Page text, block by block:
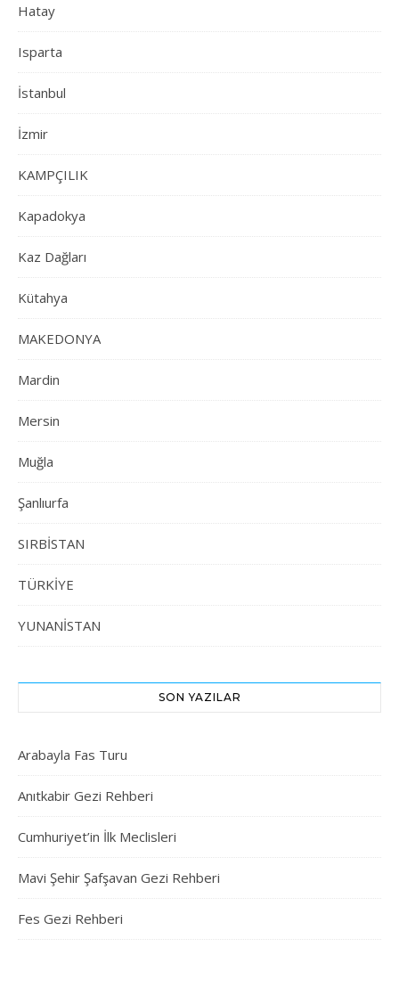
Hatay
Isparta
İstanbul
İzmir
KAMPÇILIK
Kapadokya
Kaz Dağları
Kütahya
MAKEDONYA
Mardin
Mersin
Muğla
Şanlıurfa
SIRBİSTAN
TÜRKİYE
YUNANİSTAN
SON YAZILAR
Arabayla Fas Turu
Anıtkabir Gezi Rehberi
Cumhuriyet’in İlk Meclisleri
Mavi Şehir Şafşavan Gezi Rehberi
Fes Gezi Rehberi